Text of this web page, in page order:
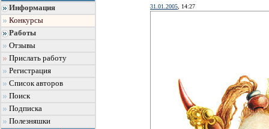
Информация
Конкурсы
Работы
Отзывы
Прислать работу
Регистрация
Список авторов
Поиск
Подписка
Полезняшки
31.01.2005 , 14:27